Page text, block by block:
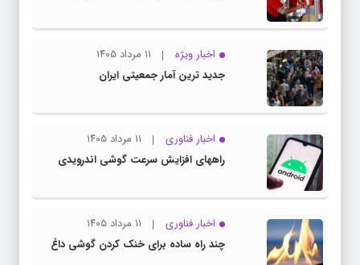
اخبار ویژه
۱۱ مرداد ۱۴۰۵
جدید ترین آمار جمعیتی ایران
اخبار فناوری
۱۱ مرداد ۱۴۰۵
راههای افزایش سرعت گوشی اندرویدی
اخبار فناوری
۱۱ مرداد ۱۴۰۵
چند راه‌ ساده برای خنک کردن گوشی داغ